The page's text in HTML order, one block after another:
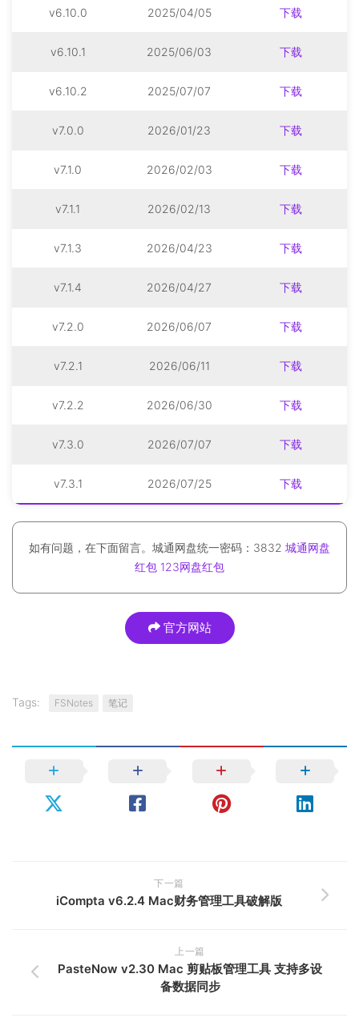
v6.10.0 2025/04/05 下载
v6.10.1 2025/06/03 下载
v6.10.2 2025/07/07 下载
v7.0.0 2026/01/23 下载
v7.1.0 2026/02/03 下载
v7.1.1 2026/02/13 下载
v7.1.3 2026/04/23 下载
v7.1.4 2026/04/27 下载
v7.2.0 2026/06/07 下载
v7.2.1 2026/06/11 下载
v7.2.2 2026/06/30 下载
v7.3.0 2026/07/07 下载
v7.3.1 2026/07/25 下载
如有问题，在下面留言。城通网盘统一密码：3832 城通网盘
红包 123网盘红包
官方网站
Tags: FSNotes 笔记
下一篇
iCompta v6.2.4 Mac财务管理工具破解版
上一篇
PasteNow v2.30 Mac 剪贴板管理工具 支持多设
备数据同步